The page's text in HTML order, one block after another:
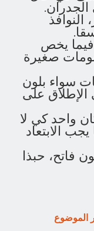
النوافذ
فيما يخص
صغيرة
سواء بلون
الإطلاق على
واحد كي لا
الابتعاد
فاتح، حبذا
الموضوع